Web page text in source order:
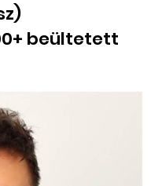
beültetett